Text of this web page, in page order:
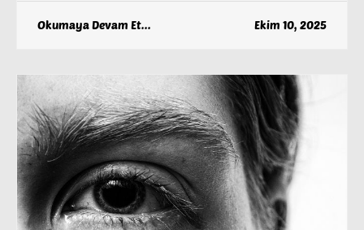
Okumaya Devam Et... Ekim 10, 2025